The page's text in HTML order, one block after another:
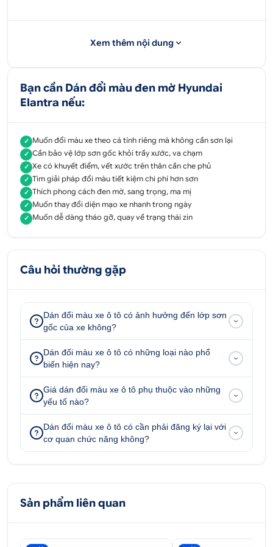
MATTE BLACK - Ô Tô Hoàng Kim
Dán đổi màu
xe ô tô là xu hướng đang gây sốt thị trường xe hơi
hiện nay.
Dán đổi màu
chính là bọc lớp decal bên ngoài nước sơn gốc của
năng bảo vệ lớp sơn zin được tốt nhất trước các
tác động ngoại cảnh,
có khả năng chống chịu tốt, hạn chế được các vết
trầy xước do va chạm.
Xem thêm nội dung
Bạn cần Dán đổi màu đen mờ Hyundai
Elantra nếu:
✓ Muốn đổi màu xe theo cá tính riêng mà không cần sơn lại
✓ Cần bảo vệ lớp sơn gốc khỏi trầy xước, va chạm
✓ Xe có khuyết điểm, vết xước trên thân cần che phủ
✓ Tìm giải pháp đổi màu tiết kiệm chi phí hơn sơn
✓ Thích phong cách đen mờ, sang trọng, ma mị
✓ Muốn thay đổi diện mạo xe nhanh trong ngày
✓ Muốn dễ dàng tháo gỡ, quay về trạng thái zin
Câu hỏi thường gặp
Dán đổi màu xe ô tô có ảnh hưởng đến lớp sơn
gốc của xe không?
Dán đổi màu xe ô tô có những loại nào phổ
biến hiện nay?
Giá dán đổi màu xe ô tô phụ thuộc vào những
yếu tố nào?
Dán đổi màu xe ô tô có cần phải đăng ký lại với
cơ quan chức năng không?
Sản phẩm liên quan